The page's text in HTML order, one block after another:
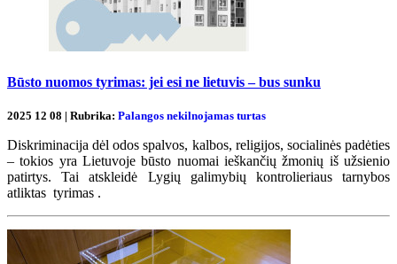
Būsto nuomos tyrimas: jei esi ne lietuvis – bus sunku
2025 12 08 | Rubrika: Palangos nekilnojamas turtas
Diskriminacija dėl odos spalvos, kalbos, religijos, socialinės padėties
– tokios yra Lietuvoje būsto nuomai ieškančių žmonių iš užsienio
patirtys. Tai atskleidė Lygių galimybių kontrolieriaus tarnybos
atliktas tyrimas .